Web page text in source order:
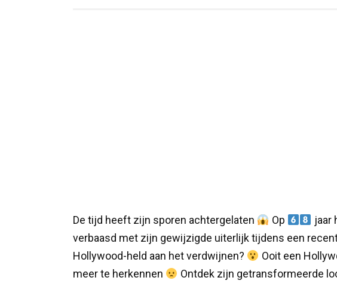
De tijd heeft zijn sporen achtergelaten Op
jaar
verbaasd met zijn gewijzigde uiterlijk tijdens een
Hollywood-held aan het verdwijnen?
Ooit een
meer te herkennen
Ontdek zijn getransformeerde